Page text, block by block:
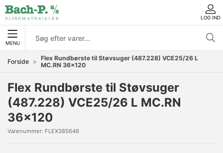
LOG IND
MENU
Forside
Flex Rundbørste til Støvsuger (487.228) VCE25/26 L
MC.RN 36x120
Flex Rundbørste til Støvsuger
(487.228) VCE25/26 L MC.RN
36x120
Varenummer: FLEX385646